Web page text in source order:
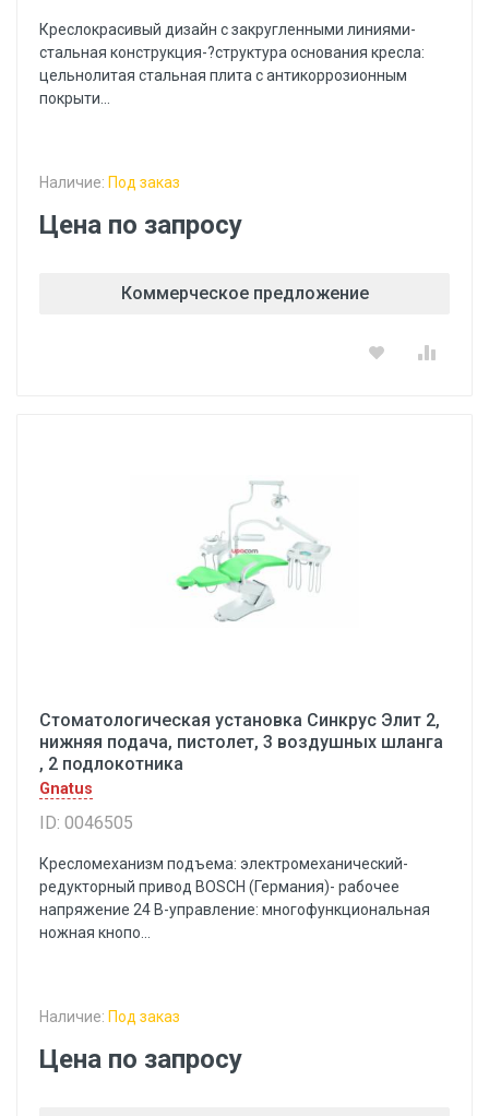
Креслокрасивый дизайн с закругленными линиями-
стальная конструкция-?структура основания кресла:
цельнолитая стальная плита с антикоррозионным
покрыти...
Наличие: Под заказ
Цена по запросу
Коммерческое предложение
Стоматологическая установка Синкрус Элит 2,
нижняя подача, пистолет, 3 воздушных шланга
, 2 подлокотника
Gnatus
ID: 0046505
Кресломеханизм подъема: электромеханический-
редукторный привод BOSCH (Германия)- рабочее
напряжение 24 В-управление: многофункциональная
ножная кнопо...
Наличие: Под заказ
Цена по запросу